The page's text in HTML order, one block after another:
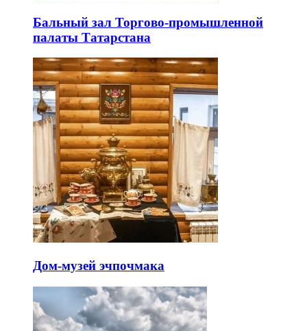
Бальный зал Торгово-промышленной
палаты Татарстана
Дом-музей эчпочмака